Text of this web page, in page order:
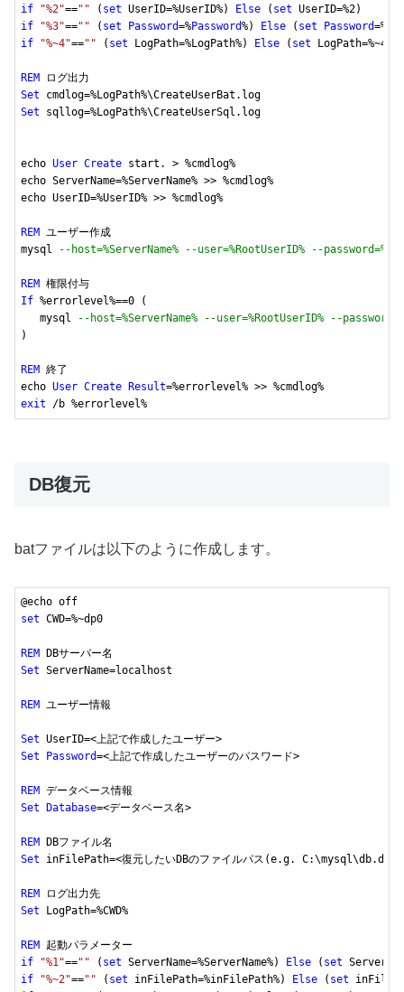
if
"%2"=="" ( set UserID=%UserID%) Else ( set UserID=%2
if
"%3"=="" ( set Password=%Password%) Else ( set Password=%
if
"%~4"=="" ( set LogPath=%LogPath%) Else ( set LogPath=%~4
REM
Set
Set sqllog=%LogPath%\CreateUserSql.log
echo User Create start. > %cmdlog%
echo ServerName=%ServerName% >> %cmdlog%
echo UserID=%UserID% >> %cmdlog%
REM ユーザー作成
mysql
--host=%ServerName% --user=%RootUserID% --
REM
If %errorlevel%==0 (
   mysql
--host=%ServerName% --user=%RootUserID% --
)
REM 終了
echo User Create Result
exit /b %errorlevel%
DB復元
batファイルは以下のように作成します。
set CWD=%~dp0
REM
Set ServerName=localhost
REM ユーザー情報
Set
Set
Password=<上記で作成したユーザーのパスワード>
REM
Set
Database=<データベース名>
REM
Set inFilePath=<復元したいDBのファイルパス(e.g.
REM
Set LogPath=%CWD%
REM
if
"%1"=="" ( set ServerName=%ServerName%) Else ( set
if
"%~2"=="" ( set inFilePath=%inFilePath%) Else ( set